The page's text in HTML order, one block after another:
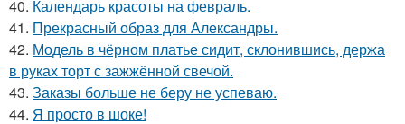
40. Календарь красоты на февраль.
41. Прекрасный образ для Александры.
42. Модель в чёрном платье сидит, склонившись, держа
в руках торт с зажжённой свечой.
43. Заказы больше не беру не успеваю.
44. Я просто в шоке!